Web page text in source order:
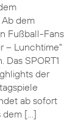
dem
Fußball-Fans
– Lunchtime“
Das SPORT1
der
ab sofort
dem […]